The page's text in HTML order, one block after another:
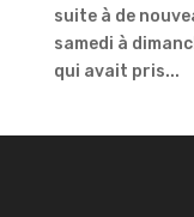
suite à de
samedi à
qui avait pris...